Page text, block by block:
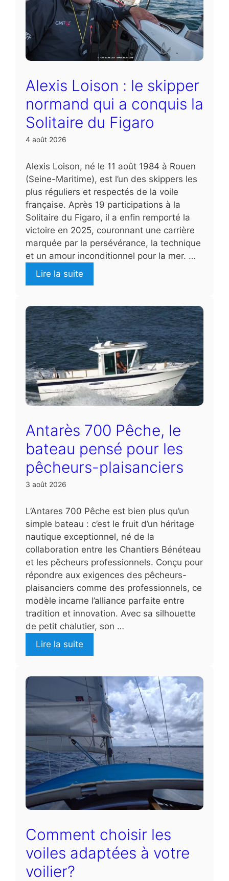
Alexis Loison : le skipper
normand qui a conquis la
Solitaire du Figaro
4 août 2026
Alexis Loison, né le 11 août 1984 à Rouen
(Seine-Maritime), est l’un des skippers les
plus réguliers et respectés de la voile
française. Après 19 participations à la
Solitaire du Figaro, il a enfin remporté la
victoire en 2025, couronnant une carrière
marquée par la persévérance, la technique
et un amour inconditionnel pour la mer. …
Lire la suite
Antarès 700 Pêche, le
bateau pensé pour les
pêcheurs-plaisanciers
3 août 2026
L’Antares 700 Pêche est bien plus qu’un
simple bateau : c’est le fruit d’un héritage
nautique exceptionnel, né de la
collaboration entre les Chantiers Bénéteau
et les pêcheurs professionnels. Conçu pour
répondre aux exigences des pêcheurs-
plaisanciers comme des professionnels, ce
modèle incarne l’alliance parfaite entre
tradition et innovation. Avec sa silhouette
de petit chalutier, son …
Lire la suite
Comment choisir les
voiles adaptées à votre
voilier?